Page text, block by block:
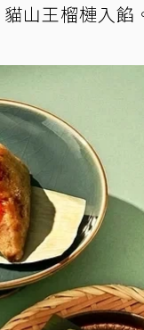
山王榴槤入餡